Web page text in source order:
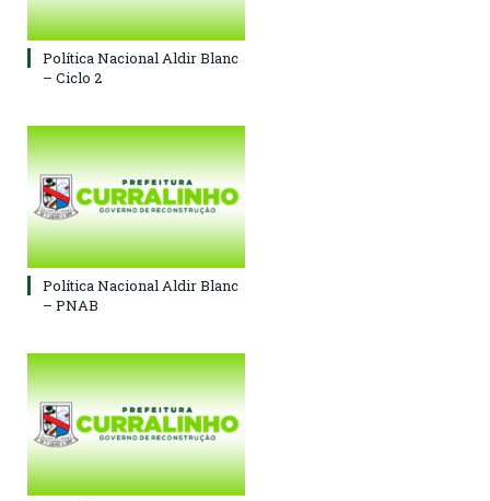
Política Nacional Aldir Blanc
– Ciclo 2
Política Nacional Aldir Blanc
– PNAB